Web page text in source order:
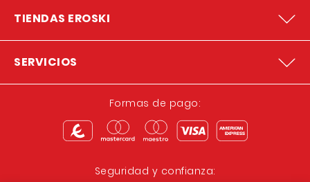
TIENDAS EROSKI
SERVICIOS
Formas de pago:
Seguridad y confianza: